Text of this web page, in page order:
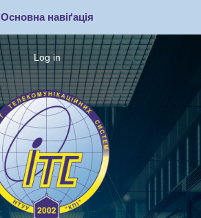
to
main
content
Основна навіґація
Log in